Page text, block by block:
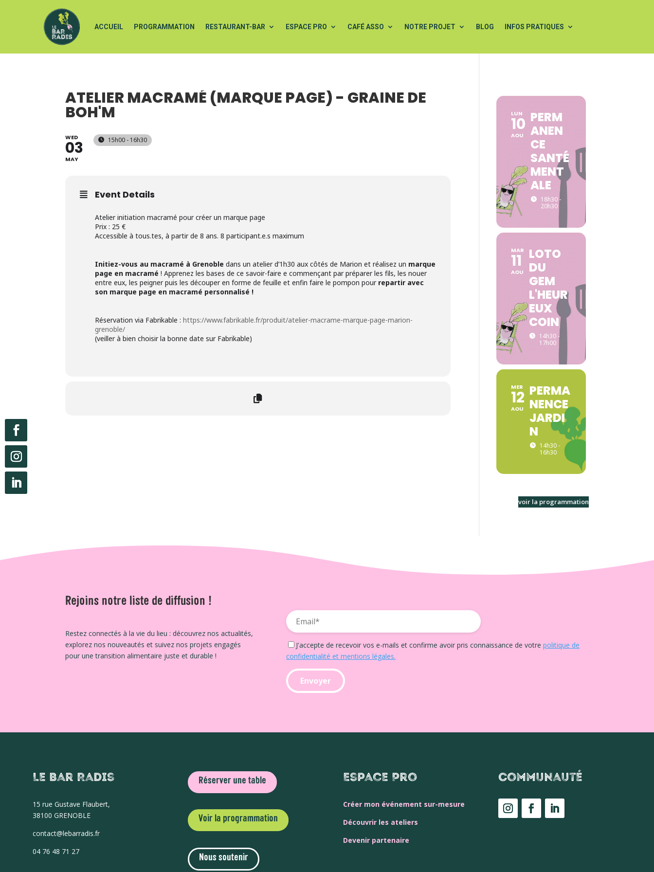
ACCUEIL PROGRAMMATION RESTAURANT-BAR ESPACE PRO CAFÉ ASSO NOTRE PROJET BLOG INFOS PRATIQUES
ATELIER MACRAMÉ (MARQUE PAGE) - GRAINE DE
BOH'M
WED
03
MAY
15h00 - 16h30
Event Details
Atelier initiation macramé pour créer un marque page
Prix : 25 €
Accessible à tous.tes, à partir de 8 ans. 8 participant.e.s maximum
Initiez-vous au macramé à Grenoble dans un atelier d’1h30 aux côtés de Marion et réalisez un marque
page en macramé ! Apprenez les bases de ce savoir-faire e commençant par préparer les fils, les nouer
entre eux, les peigner puis les découper en forme de feuille et enfin faire le pompon pour repartir avec
son marque page en macramé personnalisé !
Réservation via Fabrikable :https://www.fabrikable.fr/produit/atelier-macrame-marque-page-marion-
grenoble/
(veiller à bien choisir la bonne date sur Fabrikable)
LUN
10
AOU
PERM
ANEN
CE
SANTÉ
MENT
ALE
18h30 -
20h30
MAR
11
AOU
LOTO
DU
GEM
L'HEUR
EUX
COIN
14h30 -
17h00
MER
12
AOU
PERMA
NENCE
JARDI
N
14h30 -
16h30
voir la programmation
Rejoins notre liste de diffusion !
Restez connectés à la vie du lieu : découvrez nos actualités,
explorez nos nouveautés et suivez nos projets engagés
pour une transition alimentaire juste et durable !
J'accepte de recevoir vos e-mails et confirme avoir pris connaissance de votrepolitique de
confidentialité et mentions légales.
Le Bar Radis
15 rue Gustave Flaubert,
38100 GRENOBLE
contact@lebarradis.fr
04 76 48 71 27
Réserver une table
Voir la programmation
Nous soutenir
Espace Pro
Créer mon événement sur-mesure
Découvrir les ateliers
Devenir partenaire
Communauté